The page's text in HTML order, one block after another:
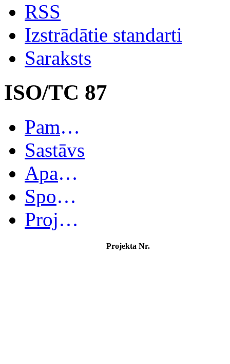
RSS
Izstrādātie standarti
Saraksts
ISO/TC 87
Pamatinformācija
Sastāvs
Apakškomitejas
Spoguļkomitejas
Projekti
Projekta Nr.